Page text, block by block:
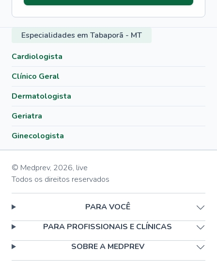
Especialidades em Tabaporã - MT
Cardiologista
Clínico Geral
Dermatologista
Geriatra
Ginecologista
© Medprev, 2026, live
Todos os direitos reservados
PARA VOCÊ
PARA PROFISSIONAIS E CLÍNICAS
SOBRE A MEDPREV